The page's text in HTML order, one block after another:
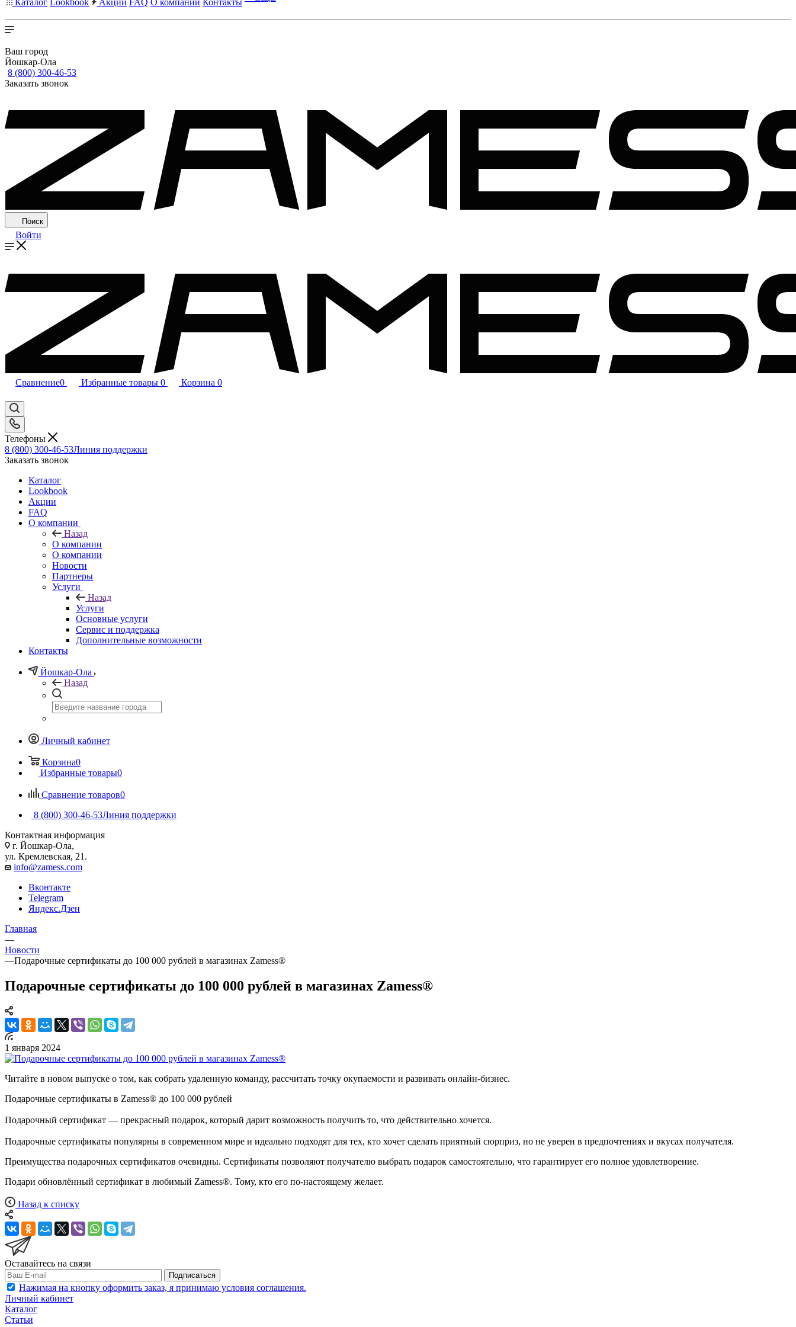
Каталог Lookbook Акции FAQ О компании Контакты
Ваш город
Йошкар-Ола
8 (800) 300-46-53
Заказать звонок
Поиск
Войти
Сравнение0 Избранные товары 0 Корзина 0
Телефоны
8 (800) 300-46-53Линия поддержки
Заказать звонок
Каталог
Lookbook
Акции
FAQ
О компании
Назад
О компании
О компании
Новости
Партнеры
Услуги
Назад
Услуги
Основные услуги
Сервис и поддержка
Дополнительные возможности
Контакты
Йошкар-Ола
Назад
Личный кабинет
Корзина0
Избранные товары0
Сравнение товаров0
8 (800) 300-46-53Линия поддержки
Контактная информация
г. Йошкар-Ола,
ул. Кремлевская, 21.
info@zamess.com
Вконтакте
Telegram
Яндекс.Дзен
Главная
—
Новости
—Подарочные сертификаты до 100 000 рублей в магазинах Zamess®
Подарочные сертификаты до 100 000 рублей в магазинах Zamess®
1 января 2024
Читайте в новом выпуске о том, как собрать удаленную команду, рассчитать точку окупаемости и развивать онлайн-бизнес.
Подарочные сертификаты в Zamess® до 100 000 рублей
Подарочный сертификат — прекрасный подарок, который дарит возможность получить то, что действительно хочется.
Подарочные сертификаты популярны в современном мире и идеально подходят для тех, кто хочет сделать приятный сюрприз, но не уверен в предпочтениях и вкусах получателя.
Преимущества подарочных сертификатов очевидны. Сертификаты позволяют получателю выбрать подарок самостоятельно, что гарантирует его полное удовлетворение.
Подари обновлённый сертификат в любимый Zamess®. Тому, кто его по-настоящему желает.
Назад к списку
Оставайтесь на связи
Подписаться
Нажимая на кнопку оформить заказ, я принимаю условия соглашения.
Личный кабинет
Каталог
Статьи